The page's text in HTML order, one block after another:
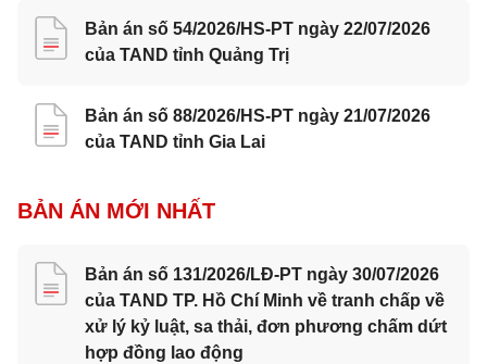
Bản án số 54/2026/HS-PT ngày 22/07/2026
của TAND tỉnh Quảng Trị
Bản án số 88/2026/HS-PT ngày 21/07/2026
của TAND tỉnh Gia Lai
BẢN ÁN MỚI NHẤT
Bản án số 131/2026/LĐ-PT ngày 30/07/2026
của TAND TP. Hồ Chí Minh về tranh chấp về
xử lý kỷ luật, sa thải, đơn phương chấm dứt
hợp đồng lao động